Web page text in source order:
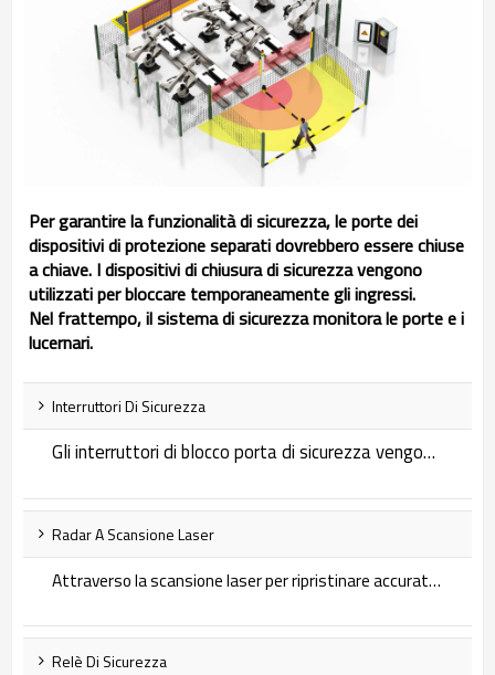
Per garantire la funzionalità di sicurezza, le porte dei
dispositivi di protezione separati dovrebbero essere chiuse
a chiave. I dispositivi di chiusura di sicurezza vengono
utilizzati per bloccare temporaneamente gli ingressi.
Nel frattempo, il sistema di sicurezza monitora le porte e i
lucernari.
Interruttori Di Sicurezza
Gli interruttori di blocco porta di sicurezza vengono utilizzati in una varietà di applicazioni in cui è necessario limitare l'accesso o impedire l'attivazione accidentale. Sono un meccanismo che aumenta la sicurezza impedendo l'uso accidentale o non autorizzato di uno specifico macchinario, attrezzatura o sistema.
Radar A Scansione Laser
Attraverso la scansione laser per ripristinare accuratamente l'ambiente circostante, se un oggetto entra nell'area di avviso preimpostata, il lidar fornirà un segnale di avviso acustico e visivo all'operatore. Lidar è stato ampiamente utilizzato in molti campi, ad esempio per evitare ostacoli senza conducente, posizionamento e navigazione autonomi di robot di servizio, navigazione e evitamento ostacoli AGV, protezione della sicurezza operativa dell'area di fabbrica, monitoraggio intelligente della sicurezza e rilevamento intelligente dei veicoli di trasporto.
Relè Di Sicurezza